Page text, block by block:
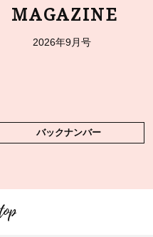
MAGAZINE
2026年9月号
バックナンバー